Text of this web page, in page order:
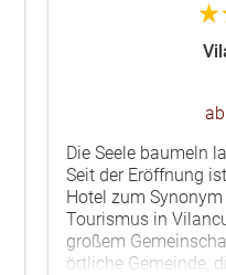
Die Seele baumeln
Seit der Eröffnung
Hotel zum
Tourismus in
großem
örtliche Gemeinde,